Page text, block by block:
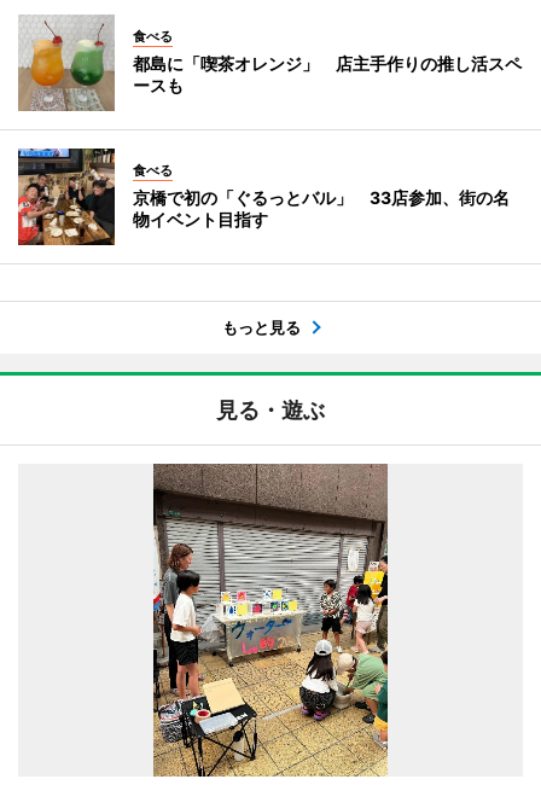
食べる
都島に「喫茶オレンジ」 店主手作りの推し活スペ
ースも
食べる
京橋で初の「ぐるっとバル」 33店参加、街の名
物イベント目指す
もっと見る
見る・遊ぶ